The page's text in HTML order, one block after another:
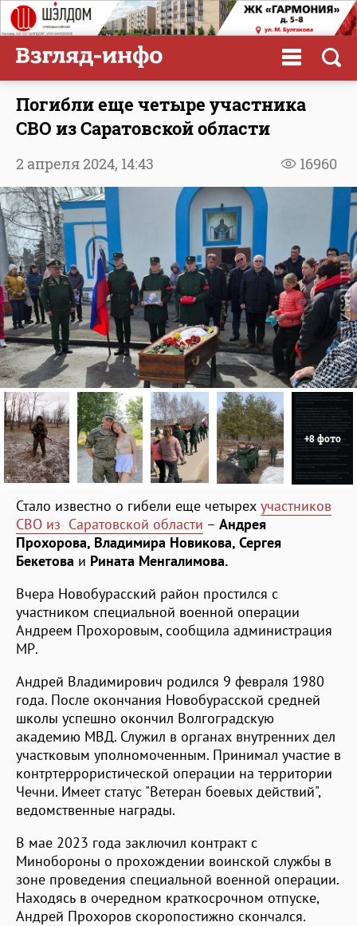
Погибли еще четыре участника
СВО из Саратовской области
16960
2 апреля 2024, 14:43
+8 фото
Стало известно о гибели еще четырех участников
СВО из Саратовской области – Андрея
Прохорова, Владимира Новикова, Сергея
Бекетова и Рината Менгалимова.
Вчера Новобурасский район простился с
участником специальной военной операции
Андреем Прохоровым, сообщила администрация
МР.
Андрей Владимирович родился 9 февраля 1980
года. После окончания Новобурасской средней
школы успешно окончил Волгоградскую
академию МВД. Служил в органах внутренних дел
участковым уполномоченным. Принимал участие в
контртеррористической операции на территории
Чечни. Имеет статус "Ветеран боевых действий",
ведомственные награды.
В мае 2023 года заключил контракт с
Минобороны о прохождении воинской службы в
зоне проведения специальной военной операции.
Находясь в очередном краткосрочном отпуске,
Андрей Прохоров скоропостижно скончался.